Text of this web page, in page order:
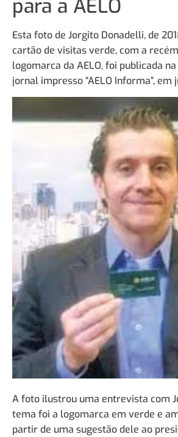
para a AELO
Esta foto de Jorgito Donadelli, de
cartão de visitas verde, com a
logomarca da AELO, foi publicada na
jornal impresso “AELO Informa”, em
A foto ilustrou uma entrevista com
tema foi a logomarca em verde e
partir de uma sugestão dele ao